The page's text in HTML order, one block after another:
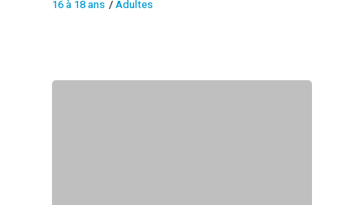
16 à 18 ans /Adultes